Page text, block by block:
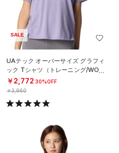
SALE
UAテック オーバーサイズ グラフィ
ック Tシャツ（トレーニング/WOM
EN）
￥2,772 30%OFF
￥3,960